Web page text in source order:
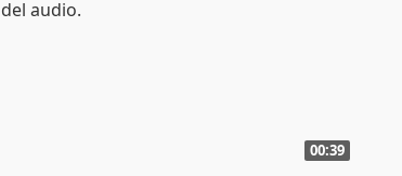
00:39